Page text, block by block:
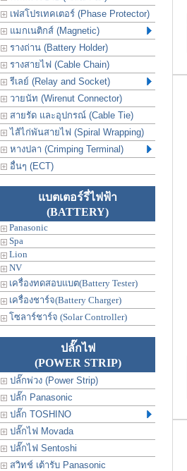
เฟสโปรเทคเตอร์ (Phase Protector)
แมกเนติกส์ (Magnetic)
รางถ่าน (Battery Holder)
รางสายไฟ (Cable Chain)
รีเลย์ (Relay and Socket)
วายนัท (Wirenut Connector)
สายรัด และอุปกรณ์ (Cable Tie)
ไส้ไก่พันสายไฟ (Spiral Wrapping)
หางปลา (Crimping Terminal)
อื่นๆ (ECT)
แบตเตอร์รี่ไฟฟ้า
(BATTERY)
Panasonic
Spa
Lion
NV
เครื่องทดสอบแบต(Battery Tester)
เครื่องชาร์จ(Battery Charger)
โซลาร์ชาร์จ (Solar Controller)
ปลั๊กไฟ
(POWER STRIP)
ปลั๊กพ่วง (Power Strip)
ปลั๊ก Panasonic
ปลั๊ก TOSHINO
ปลั๊กไฟ Movada
ปลั๊กไฟ Sentoshi
สวิทช์ เต้ารับ Panasonic